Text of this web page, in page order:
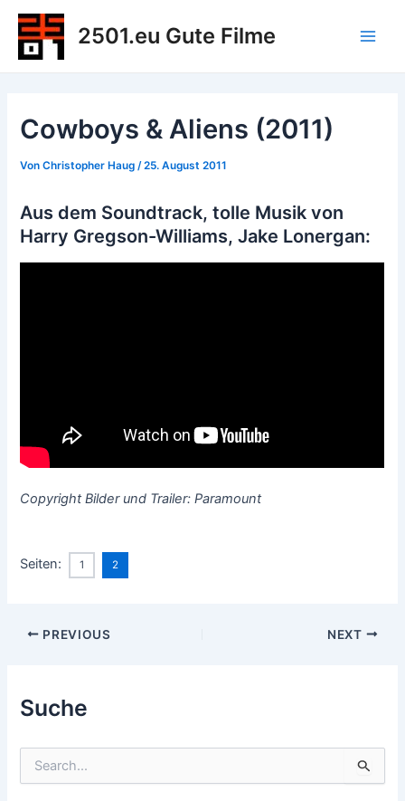
Zum
Inhalt
springen
2501.eu Gute Filme
Suche
Cowboys & Aliens (2011)
VonChristopher Haug/25. August 2011
Aus dem Soundtrack, tolle Musik von
Harry Gregson-Williams, Jake Lonergan:
Copyright Bilder und Trailer: Paramount
Seiten: 1 2
Post
PREVIOUS NEXT